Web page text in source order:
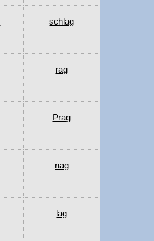
schlag
rag
Prag
nag
lag